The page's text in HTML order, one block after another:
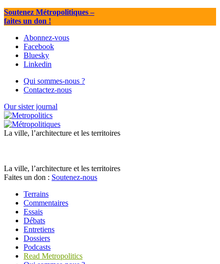
Soutenez Métropolitiques–
faites un don !
Abonnez-vous
Facebook
Bluesky
Linkedin
Qui sommes-nous ?
Contactez-nous
Our sister journal
La ville, l’architecture et les territoires
La ville, l’architecture et les territoires
Faites un don : Soutenez-nous
Terrains
Commentaires
Essais
Débats
Entretiens
Dossiers
Podcasts
Read Metropolitics